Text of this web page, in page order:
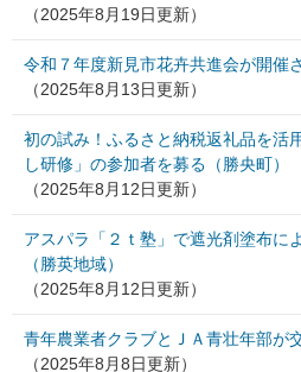
（2025年8月19日更新）
令和７年度新見市花卉共進会が開催
（2025年8月13日更新）
初の試み！ふるさと納税返礼品を活
し研修」の参加者を募る（勝央町）
（2025年8月12日更新）
アスパラ「２ｔ塾」で遮光剤塗布に
（勝英地域）
（2025年8月12日更新）
青年農業者クラブとＪＡ青壮年部が
（2025年8月8日更新）